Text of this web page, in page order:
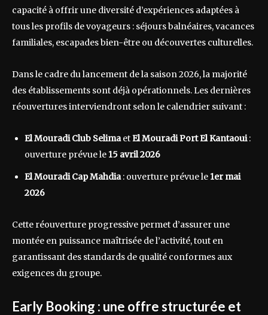
capacité à offrir une diversité d’expériences adaptées à
tous les profils de voyageurs : séjours balnéaires, vacances
familiales, escapades bien-être ou découvertes culturelles.
Dans le cadre du lancement de la saison 2026, la majorité
des établissements sont déjà opérationnels. Les dernières
réouvertures interviendront selon le calendrier suivant :
El Mouradi Club SelimaetEl Mouradi Port El Kantaoui:
ouverture prévue le 15 avril 2026
El Mouradi Cap Mahdia: ouverture prévue le 1er mai
2026
Cette réouverture progressive permet d’assurer une
montée en puissance maîtrisée de l’activité, tout en
garantissant des standards de qualité conformes aux
exigences du groupe.
Early Booking : une offre structurée et